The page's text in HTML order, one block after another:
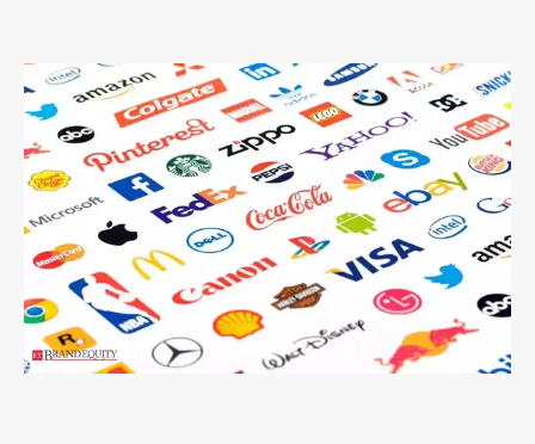
Personvernerklæring
Vårt miljøarbeid
Facebook
LinkedIn
Instagram